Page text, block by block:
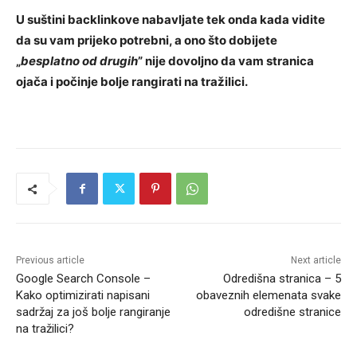
U suštini backlinkove nabavljate tek onda kada vidite
da su vam prijeko potrebni, a ono što dobijete
„besplatno od drugih” nije dovoljno da vam stranica
ojača i počinje bolje rangirati na tražilici.
Previous article
Google Search Console –
Kako optimizirati napisani
sadržaj za još bolje rangiranje
na tražilici?
Next article
Odredišna stranica – 5
obaveznih elemenata svake
odredišne stranice